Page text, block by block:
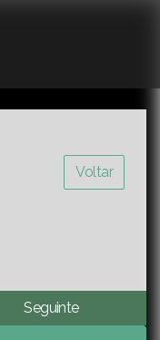
Voltar
Seguinte